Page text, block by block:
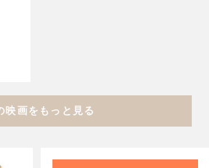
映画をもっと見る